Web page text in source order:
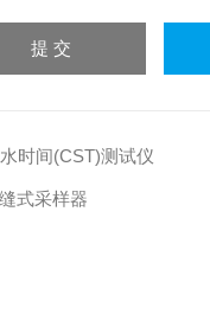
时间(CST)测试仪
式采样器